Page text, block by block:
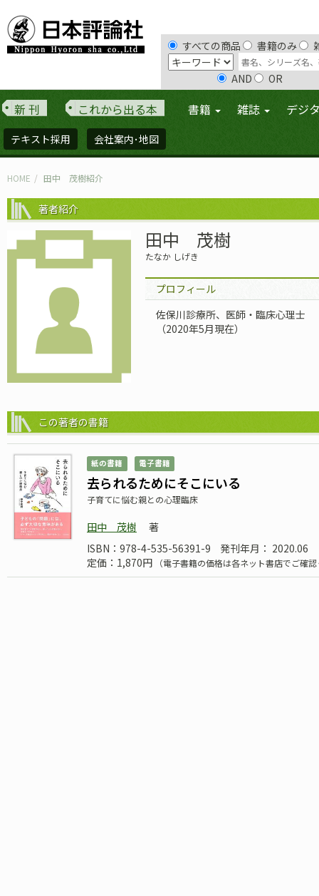
すべての商品 書籍のみ
AND OR
新 刊 これから出る本 書籍 雑誌 デジ
テキスト採用 会社案内･地図
HOME 田中 茂樹紹介
著者紹介
田中 茂樹
たなか しげき
プロフィール
佐保川診療所、医師・臨床心理士
（2020年5月現在）
この著者の書籍
紙の書籍 電子書籍
去られるためにそこにいる
子育てに悩む親との心理臨床
田中 茂樹
著
ISBN：978-4-535-56391-9
発刊年月： 2020.06
定価：1,870円
（電子書籍の価格は各ネット書店でご確